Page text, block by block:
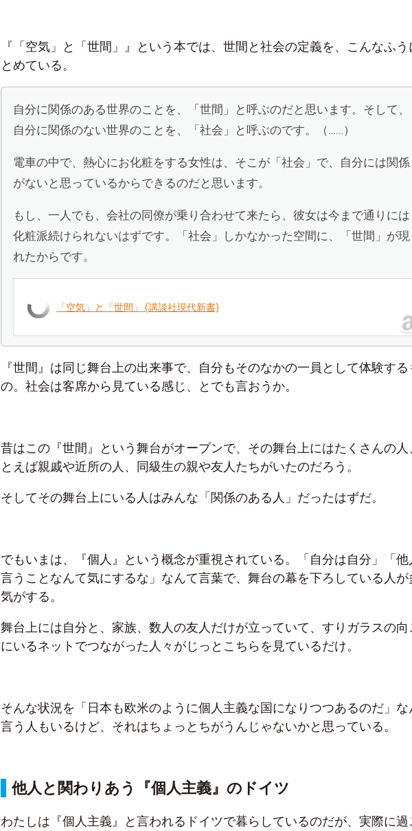
『「空気」と「世間」』という本では、世間と社会の定義を、こんなふう
とめている。
自分に関係のある世界のことを、「世間」と呼ぶのだと思います。そして、
自分に関係のない世界のことを、「社会」と呼ぶのです。（……）
電車の中で、熱心にお化粧をする女性は、そこが「社会」で、自分には関係
がないと思っているからできるのだと思います。
もし、一人でも、会社の同僚が乗り合わせて来たら、彼女は今まで通りには
化粧派続けられないはずです。「社会」しかなかった空間に、「世間」が現
れたからです。
「空気」と「世間」 (講談社現代新書)
『世間』は同じ舞台上の出来事で、自分もそのなかの一員として体験する
の。社会は客席から見ている感じ、とでも言おうか。
昔はこの『世間』という舞台がオープンで、その舞台上にはたくさんの人
とえば親戚や近所の人、同級生の親や友人たちがいたのだろう。
そしてその舞台上にいる人はみんな「関係のある人」だったはずだ。
でもいまは、『個人』という概念が重視されている。「自分は自分」「他
言うことなんて気にするな」なんて言葉で、舞台の幕を下ろしている人が
気がする。
舞台上には自分と、家族、数人の友人だけが立っていて、すりガラスの向
にいるネットでつながった人々がじっとこちらを見ているだけ。
そんな状況を「日本も欧米のように個人主義な国になりつつあるのだ」な
言う人もいるけど、それはちょっとちがうんじゃないかと思っている。
他人と関わりあう『個人主義』のドイツ
わたしは『個人主義』と言われるドイツで暮らしているのだが、実際に過